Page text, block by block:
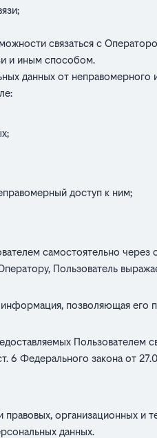
связаться с
и иным способом.
данных от неправомерного
доступ к ним;
самостоятельно
Пользователь
позволяющая его
Пользователем
6 Федерального закона от
организационных и
данных.